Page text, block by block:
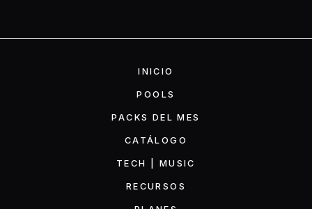
INICIO
POOLS
PACKS DEL MES
CATÁLOGO
TECH | MUSIC
RECURSOS